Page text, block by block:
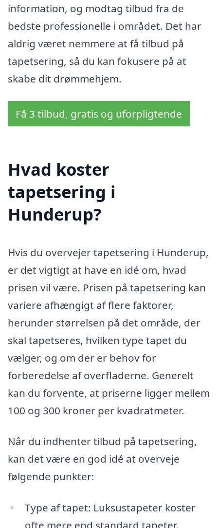
information, og modtag tilbud fra de
bedste professionelle i området. Det har
aldrig været nemmere at få tilbud på
tapetsering, så du kan fokusere på at
skabe dit drømmehjem.
Få 3 tilbud, gratis og uforpligtende
Hvad koster
tapetsering i
Hunderup?
Hvis du overvejer tapetsering i Hunderup,
er det vigtigt at have en idé om, hvad
prisen vil være. Prisen på tapetsering kan
variere afhængigt af flere faktorer,
herunder størrelsen på det område, der
skal tapetseres, hvilken type tapet du
vælger, og om der er behov for
forberedelse af overfladerne. Generelt
kan du forvente, at priserne ligger mellem
100 og 300 kroner per kvadratmeter.
Når du indhenter tilbud på tapetsering,
kan det være en god idé at overveje
følgende punkter:
Type af tapet: Luksustapeter koster
ofte mere end standard tapeter.